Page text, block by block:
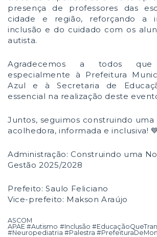
presença de professores das
cidade e região, reforçando a
inclusão e do cuidado com os
autista.
Agradecemos a todos que
especialmente à Prefeitura
Azul e à Secretaria de
essencial na realização deste
Juntos, seguimos construindo uma
acolhedora, informada e inclusiva!
Administração: Construindo uma
Gestão 2025/2028
Prefeito: Saulo Feliciano
Vice-prefeito: Makson Araújo
ASCOM
APAE #Autismo #Inclusão
#Neuropediatria #Palestra